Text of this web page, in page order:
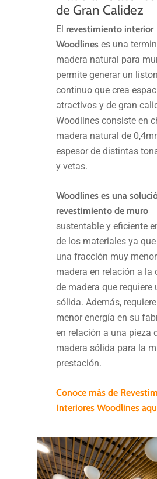
de Gran Calidez
El revestimiento interior
Woodlineses una
madera natural para
permite generar un
continuo que crea
atractivos y de gran
Woodlines consiste en
madera natural de
espesor de distintas
y vetas.
Woodlines es una
revestimiento de muro
sustentable y eficiente
de los materiales ya
una fracción muy
madera en relación a la
de madera que requiere
sólida. Además,
menor energía en su
en relación a una pieza
madera sólida para la
prestación.
Conoce más de
Interiores Woodlines